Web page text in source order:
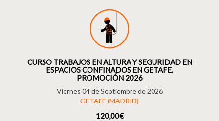
CURSO TRABAJOS EN ALTURA Y SEGURIDAD EN
ESPACIOS CONFINADOS EN GETAFE.
PROMOCIÓN 2026
Viernes 04 de Septiembre de 2026
GETAFE (MADRID)
120,00€